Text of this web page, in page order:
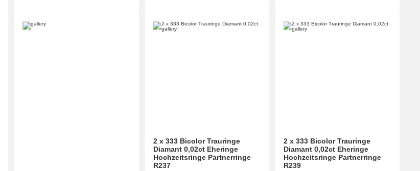
2 x 333 Bicolor Trauringe
Diamant 0,02ct Eheringe
Hochzeitsringe Partnerringe
R237
2 x 333 Bicolor Trauringe
Diamant 0,02ct Eheringe
Hochzeitsringe Partnerringe
R239